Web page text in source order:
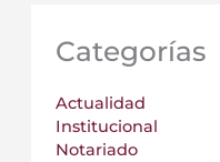
Categorías
Actualidad
Institucional
Notariado